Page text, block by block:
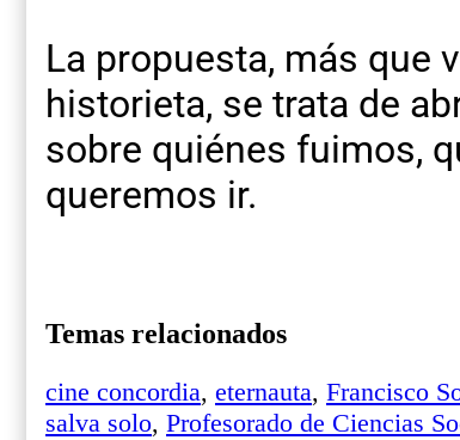
La propuesta, más que
historieta, se trata de
sobre quiénes fuimos,
queremos ir.
Temas relacionados
cine concordia, eternauta, Francisco
salva solo, Profesorado de Ciencias